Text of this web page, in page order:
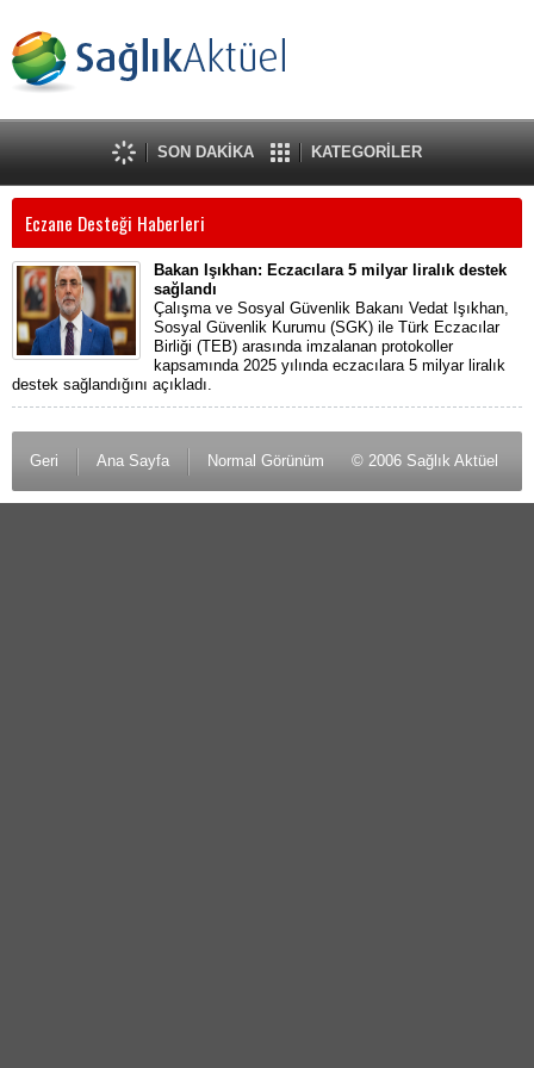
SON DAKİKA KATEGORİLER
Eczane Desteği Haberleri
Bakan Işıkhan: Eczacılara 5 milyar liralık destek
sağlandı
Çalışma ve Sosyal Güvenlik Bakanı Vedat Işıkhan,
Sosyal Güvenlik Kurumu (SGK) ile Türk Eczacılar
Birliği (TEB) arasında imzalanan protokoller
kapsamında 2025 yılında eczacılara 5 milyar liralık
destek sağlandığını açıkladı.
Geri Ana Sayfa Normal Görünüm © 2006 Sağlık Aktüel